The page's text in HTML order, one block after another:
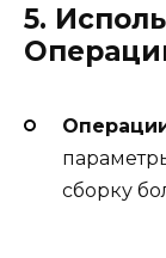
5.
сборку